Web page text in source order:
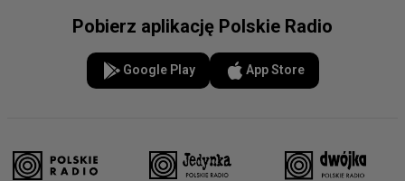
Pobierz aplikację Polskie Radio
Google Play App Store